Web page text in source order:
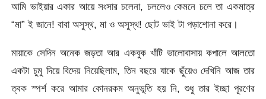
আমি ভাইয়ার একার আয়ে সংসার চলেনা, চললেও কেমনে চলে তা একমাত্র
“মা” ই জানে! বাবা অসুস্থ, মা ও অসুস্থ! ছোট ভাই টা পড়াশোনা করে।
মায়াকে সেদিন অনেক জড়তা আর একবুক খাঁটি ভালোবাসায় কপালে আলতো
একটা চুমু দিয়ে বিদেয় নিয়েছিলাম, তিন বছরে যাকে ছুঁয়েও দেখিনি আজ তার
ত্বক স্পর্শ করে আমার কোনরকম অনুভূতি হয় নি, শুধু তার ইচ্ছা পূরণের